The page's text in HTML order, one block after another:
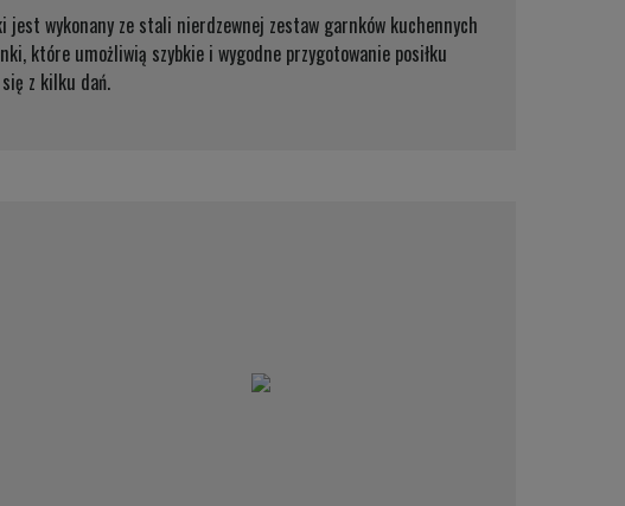
jest wykonany ze stali nierdzewnej zestaw garnków kuchennych
które umożliwią szybkie i wygodne przygotowanie posiłku
z kilku dań.